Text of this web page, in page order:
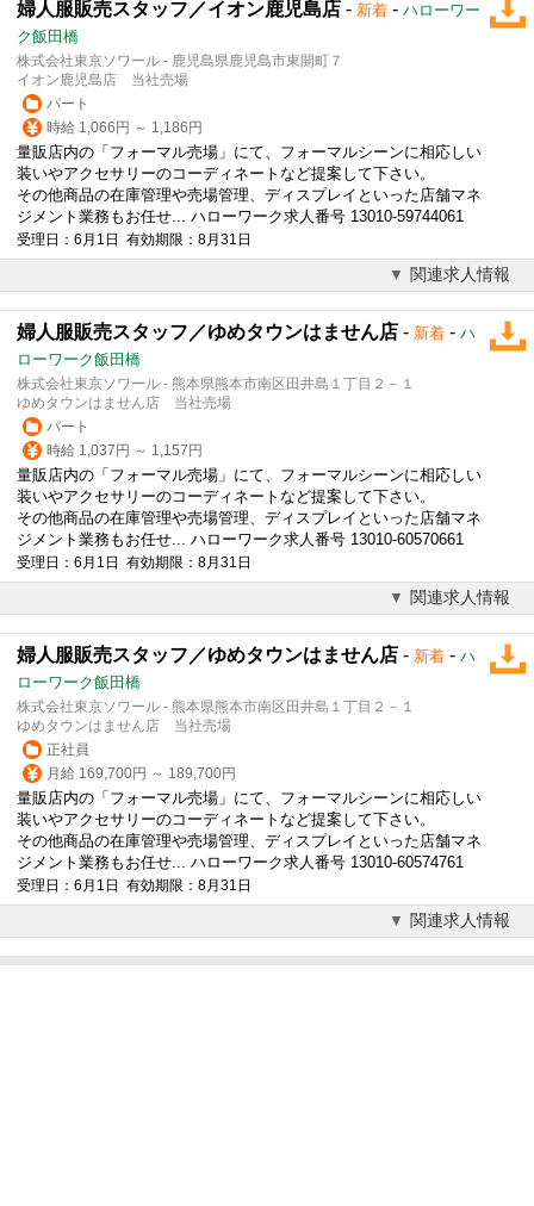
婦人服販売スタッフ／イオン鹿児島店 - 新着 - ハローワー
ク飯田橋
株式会社東京ソワール - 鹿児島県鹿児島市東開町７
イオン鹿児島店 当社売場
パート
時給 1,066円 ～ 1,186円
量販店内の「フォーマル売場」にて、フォーマルシーンに相応しい
装いやアクセサリーのコーディネートなど提案して下さい。
その他商品の在庫管理や売場管理、ディスプレイといった店舗マネ
ジメント業務もお任せ... ハローワーク求人番号 13010-59744061
受理日：6月1日 有効期限：8月31日
関連求人情報
婦人服販売スタッフ／ゆめタウンはません店 - 新着 - ハ
ローワーク飯田橋
株式会社東京ソワール - 熊本県熊本市南区田井島１丁目２－１
ゆめタウンはません店 当社売場
パート
時給 1,037円 ～ 1,157円
量販店内の「フォーマル売場」にて、フォーマルシーンに相応しい
装いやアクセサリーのコーディネートなど提案して下さい。
その他商品の在庫管理や売場管理、ディスプレイといった店舗マネ
ジメント業務もお任せ... ハローワーク求人番号 13010-60570661
受理日：6月1日 有効期限：8月31日
関連求人情報
婦人服販売スタッフ／ゆめタウンはません店 - 新着 - ハ
ローワーク飯田橋
株式会社東京ソワール - 熊本県熊本市南区田井島１丁目２－１
ゆめタウンはません店 当社売場
正社員
月給 169,700円 ～ 189,700円
量販店内の「フォーマル売場」にて、フォーマルシーンに相応しい
装いやアクセサリーのコーディネートなど提案して下さい。
その他商品の在庫管理や売場管理、ディスプレイといった店舗マネ
ジメント業務もお任せ... ハローワーク求人番号 13010-60574761
受理日：6月1日 有効期限：8月31日
関連求人情報